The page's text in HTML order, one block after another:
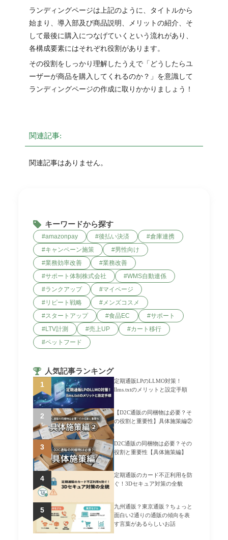
ランディングページは上記のように、タイトルから
始まり、導入部及び商品説明、メリットの紹介、そ
して最後に購入につなげていくという流れがあり、
各構成要素にはそれぞれ役割があります。
その役割をしっかり理解したうえで「どうしたらユ
ーザーが商品を購入してくれるのか？」を意識して
ランディングページの作成に取りかかりましょう！
関連記事:
関連記事はありません。
キーワードから探す
amazonpay 後払い決済
倉庫連携
キャンペーン施策
男性向け
業務効率改善
業務改善
サポート体制株式会社
WMS自動連係
ランクアップ
マイページ
リピート戦略
メンズコスメ
スタートアップ
食品EC
サポート
LTV計測
売上UP
カート移行
ペットフード
人気記事ランキング
定期通販LPのLLMO対策！
llms.txtのメリットと設定手順
【D2C通販の同梱物は必要？そ
の役割と重要性】具体施策編②
D2C通販の同梱物は必要？その
役割と重要性【具体施策編】
定期通販のカード不正利用を防
ぐ！3Dセキュア対策の全貌
九州通販？東京通販？ちょっと
面白い2通りの通販の傾向を表
す言葉があるらしいお話